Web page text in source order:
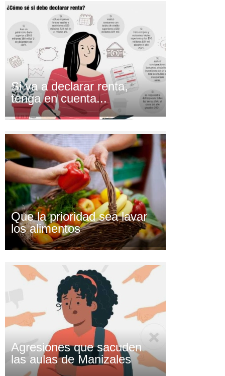
Si va a declarar renta,
tenga en cuenta...
Que la prioridad sea lavar
los alimentos
Agresiones que sacuden
las aulas de Manizales